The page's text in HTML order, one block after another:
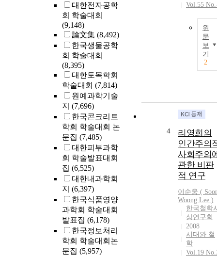
대한전자공학
회 학술대회
(9,148)
論文集 (8,492)
한국생물공학
회 학술대회
(8,395)
대한토목학회
학술대회 (7,814)
원예과학기술
지 (7,696)
한국콘크리트
학회 학술대회 논
문집 (7,485)
대한피부과학
회 학술발표대회
집 (6,525)
대한내과학회
지 (6,397)
한국식품영양
과학회 학술대회
발표집 (6,178)
한국정보처리
학회 학술대회논
문집 (5,957)
Vol.55
원
문
보
기
2
4
리영희의
인간주의
사회주의
관한 비판
적 연구
이순웅 (
Woong Lee )
한국철학
상연구회
2008
시대와 철
학
Vol.19